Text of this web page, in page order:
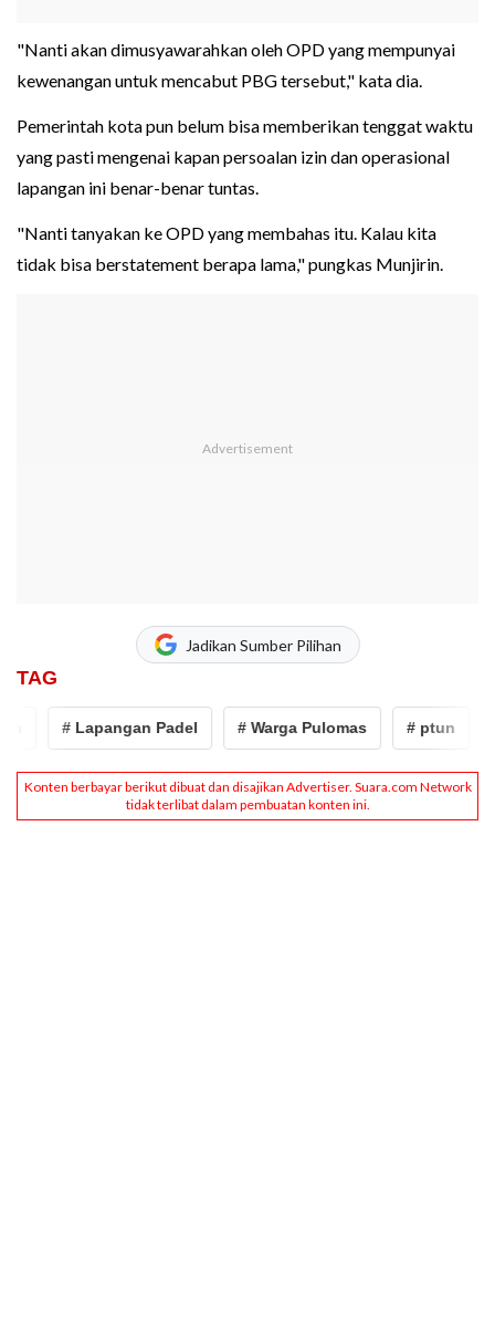
"Nanti akan dimusyawarahkan oleh OPD yang mempunyai
kewenangan untuk mencabut PBG tersebut," kata dia.
Pemerintah kota pun belum bisa memberikan tenggat waktu
yang pasti mengenai kapan persoalan izin dan operasional
lapangan ini benar-benar tuntas.
"Nanti tanyakan ke OPD yang membahas itu. Kalau kita
tidak bisa berstatement berapa lama," pungkas Munjirin.
Jadikan Sumber Pilihan
TAG
# Lapangan Padel # Warga Pulomas # ptun